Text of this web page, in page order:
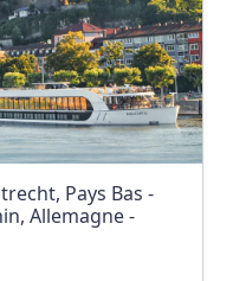
Pays Bas -
Allemagne -